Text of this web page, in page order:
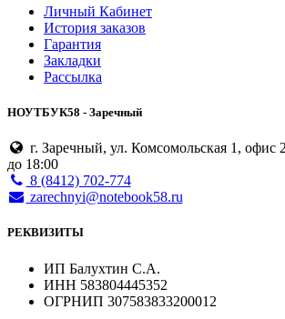
Личный Кабинет
История заказов
Гарантия
Закладки
Рассылка
НОУТБУК58 - Заречный
г. Заречный, ул. Комсомольская 1,
до 18:00
8 (8412) 702-774
zarechnyi@notebook58.ru
РЕКВИЗИТЫ
ИП Балухтин С.А.
ИНН 583804445352
ОГРНИП 307583833200012